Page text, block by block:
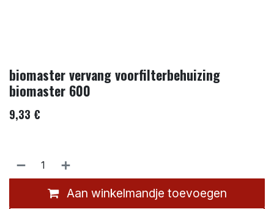
biomaster vervang voorfilterbehuizing
biomaster 600
9,33 €
Aan winkelmandje toevoegen